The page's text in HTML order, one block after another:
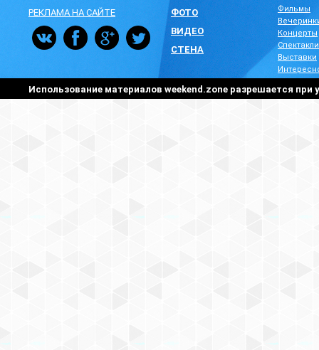
РЕКЛАМА НА САЙТЕ
ФОТО
ВИДЕО
СТЕНА
Фильмы
Концерты
Спектакли
Выставки
Использование материалов weekend.zone разрешается